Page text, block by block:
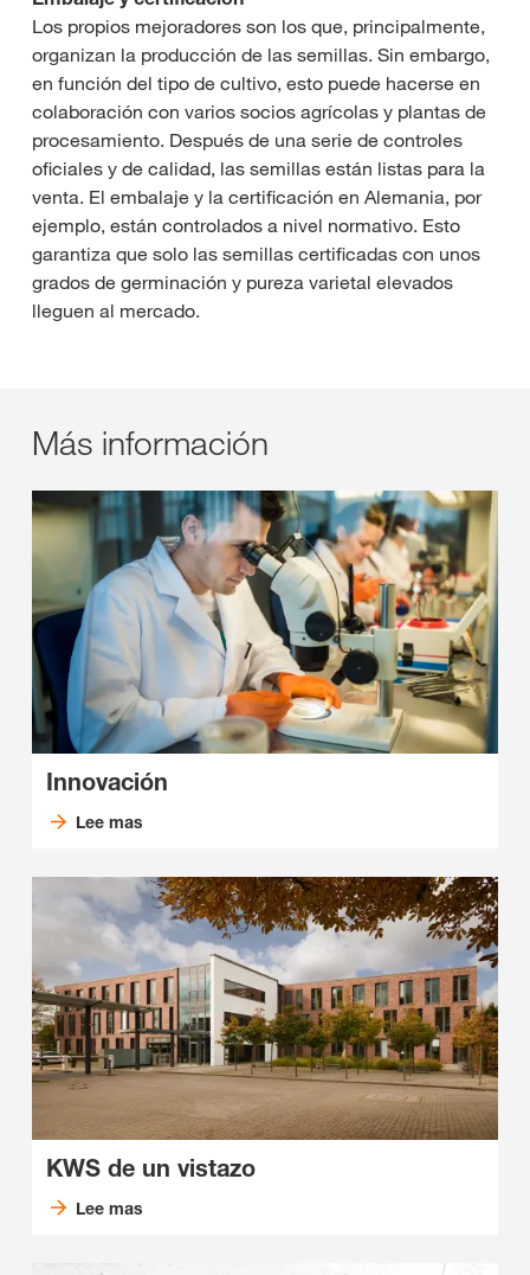
Los propios mejoradores son los que, principalmente,
organizan la producción de las semillas. Sin embargo,
en función del tipo de cultivo, esto puede hacerse en
colaboración con varios socios agrícolas y plantas de
procesamiento. Después de una serie de controles
oficiales y de calidad, las semillas están listas para la
venta. El embalaje y la certificación en Alemania, por
ejemplo, están controlados a nivel normativo. Esto
garantiza que solo las semillas certificadas con unos
grados de germinación y pureza varietal elevados
lleguen al mercado.
Más información
Innovación
Lee mas
KWS de un vistazo
Lee mas